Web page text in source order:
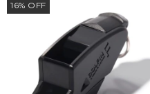
16% OFF